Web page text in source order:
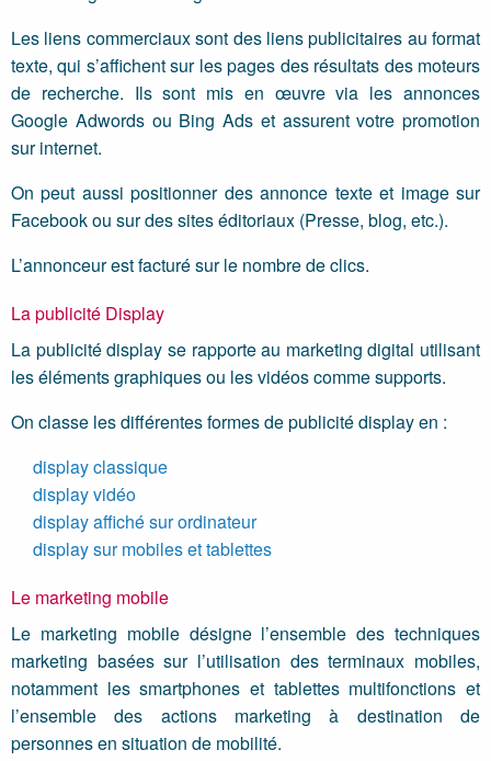
Les liens commerciaux sont des liens publicitaires au format
texte, qui s’affichent sur les pages des résultats des moteurs
de recherche. Ils sont mis en œuvre via les annonces
Google Adwords ou Bing Ads et assurent votre promotion
sur internet.
On peut aussi positionner des annonce texte et image sur
Facebook ou sur des sites éditoriaux (Presse, blog, etc.).
L’annonceur est facturé sur le nombre de clics.
La publicité Display
La publicité display se rapporte au marketing digital utilisant
les éléments graphiques ou les vidéos comme supports.
On classe les différentes formes de publicité display en :
display classique
display vidéo
display affiché sur ordinateur
display sur mobiles et tablettes
Le marketing mobile
Le marketing mobile désigne l’ensemble des techniques
marketing basées sur l’utilisation des terminaux mobiles,
notamment les smartphones et tablettes multifonctions et
l’ensemble des actions marketing à destination de
personnes en situation de mobilité.